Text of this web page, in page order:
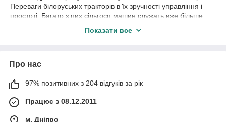
Переваги білоруських тракторів в їх зручності управління і
простоті. Багато з цих сільгосп машин служать вже більше
розберуться в його устрої завдяки довідників по ремонту цих
Ще один суттєвий фактор, спрощує ремонт – великий
комплектуючими для тракторів МТЗ. Але це не означає, що
Показати все
Про нас
97% позитивних з 204 відгуків за рік
Працює з 08.12.2011
м. Дніпро